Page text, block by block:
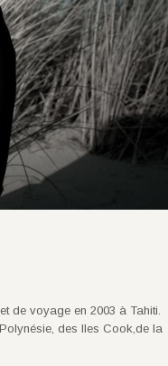
de voyage en 2003 à Tahiti.
des Iles Cook,de la